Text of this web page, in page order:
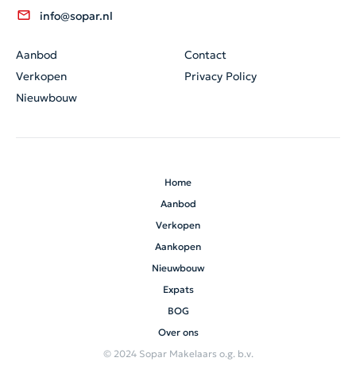
info@sopar.nl
Aanbod
Verkopen
Nieuwbouw
Contact
Privacy Policy
Home
Aanbod
Verkopen
Aankopen
Nieuwbouw
Expats
BOG
Over ons
© 2024 Sopar Makelaars o.g. b.v.